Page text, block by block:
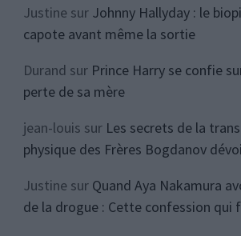
Justinesur Johnny Hallyday : le
capote avant même la sortie
Durand sur Prince Harry se confie
perte de sa mère
jean-louis sur Les secrets de la
physique des Frères Bogdanov
Justinesur Quand Aya Nakamura
de la drogue : Cette confession qui